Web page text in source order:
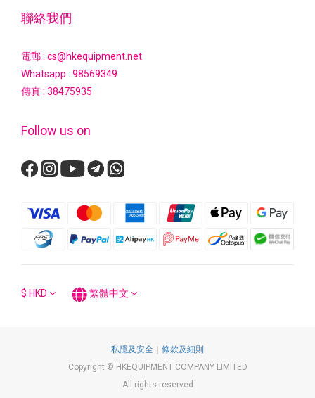
聯絡我們
電郵 : cs@hkequipment.net
Whatsapp : 98569349
傳真 : 38475935
Follow us on
$ HKD 繁體中文
私隱及安全 ｜ 條款及細則
Copyright © HKEQUIPMENT COMPANY LIMITED
All rights reserved